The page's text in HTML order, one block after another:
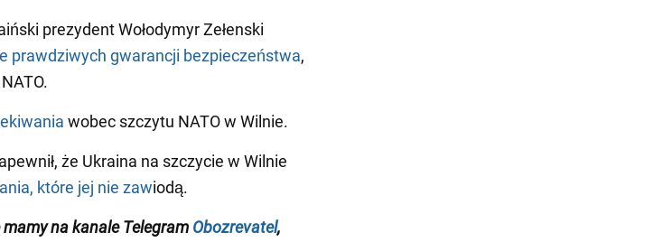
prezydent Wołodymyr Zełenski
prawdziwych gwarancji bezpieczeństwa,
wobec szczytu NATO w Wilnie.
że Ukraina na szczycie w Wilnie
które jej nie zawiodą.
na kanale Telegram Obozrevatel,